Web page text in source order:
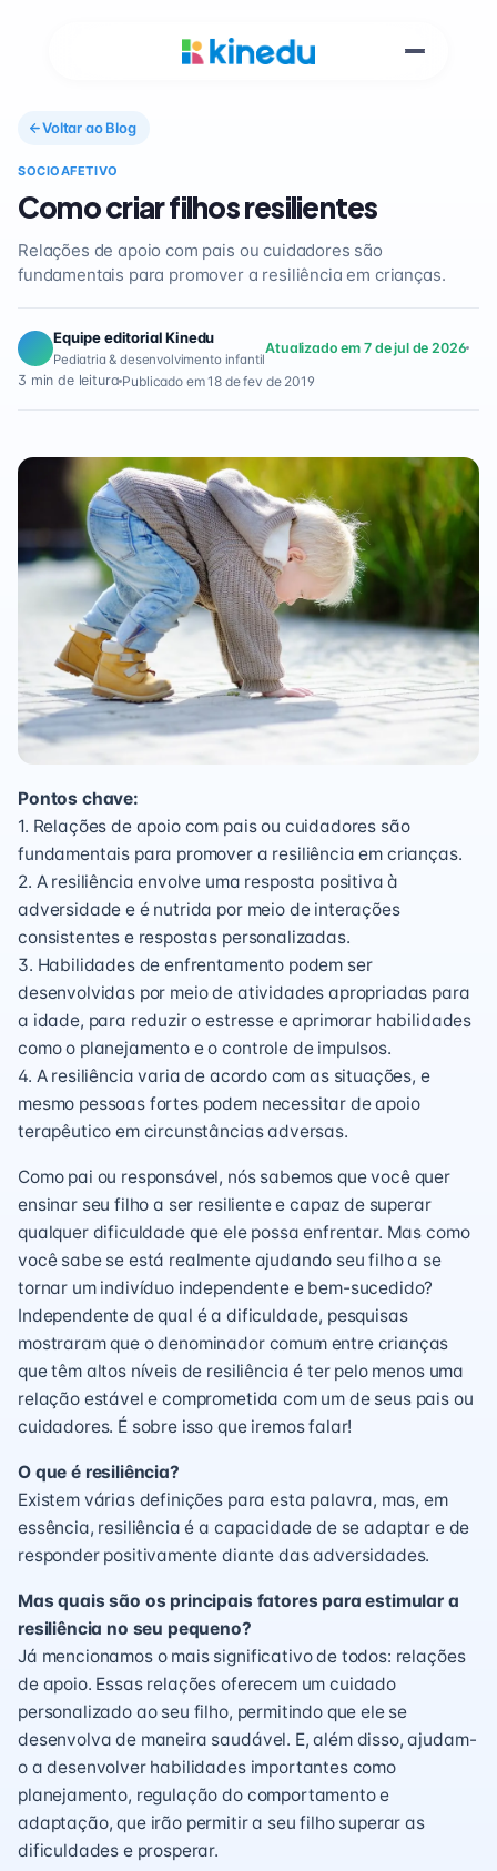
Voltar ao Blog
SOCIOAFETIVO
Como criar filhos resilientes
Relações de apoio com pais ou cuidadores são
fundamentais para promover a resiliência em crianças.
Equipe editorial Kinedu
Pediatria & desenvolvimento infantil
Atualizado em 7 de jul de 2026
3 min de leitura Publicado em 18 de fev de 2019
Pontos chave:
1. Relações de apoio com pais ou cuidadores são
fundamentais para promover a resiliência em crianças.
2. A resiliência envolve uma resposta positiva à
adversidade e é nutrida por meio de interações
consistentes e respostas personalizadas.
3. Habilidades de enfrentamento podem ser
desenvolvidas por meio de atividades apropriadas para
a idade, para reduzir o estresse e aprimorar habilidades
como o planejamento e o controle de impulsos.
4. A resiliência varia de acordo com as situações, e
mesmo pessoas fortes podem necessitar de apoio
terapêutico em circunstâncias adversas.
Como pai ou responsável, nós sabemos que você quer
ensinar seu filho a ser resiliente e capaz de superar
qualquer dificuldade que ele possa enfrentar. Mas como
você sabe se está realmente ajudando seu filho a se
tornar um indivíduo independente e bem-sucedido?
Independente de qual é a dificuldade, pesquisas
mostraram que o denominador comum entre crianças
que têm altos níveis de resiliência é ter pelo menos uma
relação estável e comprometida com um de seus pais ou
cuidadores. É sobre isso que iremos falar!
O que é resiliência?
Existem várias definições para esta palavra, mas, em
essência, resiliência é a capacidade de se adaptar e de
responder positivamente diante das adversidades.
Mas quais são os principais fatores para estimular a
resiliência no seu pequeno?
Já mencionamos o mais significativo de todos: relações
de apoio. Essas relações oferecem um cuidado
personalizado ao seu filho, permitindo que ele se
desenvolva de maneira saudável. E, além disso, ajudam-
o a desenvolver habilidades importantes como
planejamento, regulação do comportamento e
adaptação, que irão permitir a seu filho superar as
dificuldades e prosperar.